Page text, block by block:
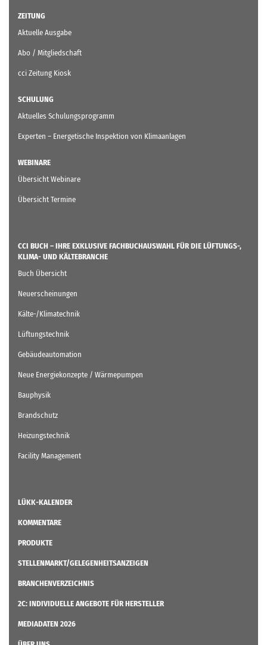
ZEITUNG
Aktuelle Ausgabe
Abo / Mitgliedschaft
cci Zeitung Kiosk
SCHULUNG
Aktuelles Schulungsprogramm
Experten – Energetische Inspektion von Klimaanlagen
WEBINARE
Übersicht Webinare
Übersicht Termine
CCI BUCH – IHRE EXKLUSIVE FACHBUCHAUSWAHL FÜR DIE LÜFTUNGS-,
KLIMA- UND KÄLTEBRANCHE
Buch Übersicht
Neuerscheinungen
Kälte-/Klimatechnik
Lüftungstechnik
Gebäudeautomation
Neue Energiekonzepte / Wärmepumpen
Bauphysik
Brandschutz
Heizungstechnik
Facility Management
LÜKK-KALENDER
KOMMENTARE
PRODUKTE
STELLENMARKT/GELEGENHEITSANZEIGEN
BRANCHENVERZEICHNIS
2C: INDIVIDUELLE ANGEBOTE FÜR HERSTELLER
MEDIADATEN 2026